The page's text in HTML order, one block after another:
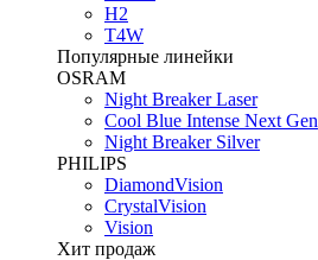
H2
T4W
Популярные линейки
OSRAM
Night Breaker Laser
Cool Blue Intense Next Gen
Night Breaker Silver
PHILIPS
DiamondVision
CrystalVision
Vision
Хит продаж